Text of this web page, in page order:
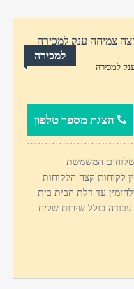
התחבר
פרסם באתר
למכירה
למכירה
הצגת מספר טלפון
אפליקציית משלוחים המשמשת
לקוחות קצה הלקוחות
עד דלת הבית בית
כולל שירות שליח